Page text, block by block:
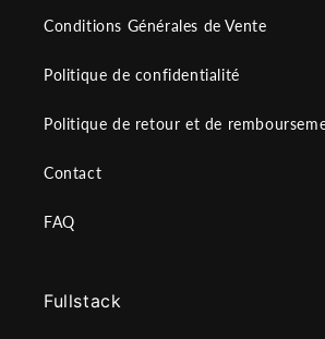
Conditions Générales de Vente
Politique de confidentialité
Politique de retour et de
Contact
FAQ
Fullstack